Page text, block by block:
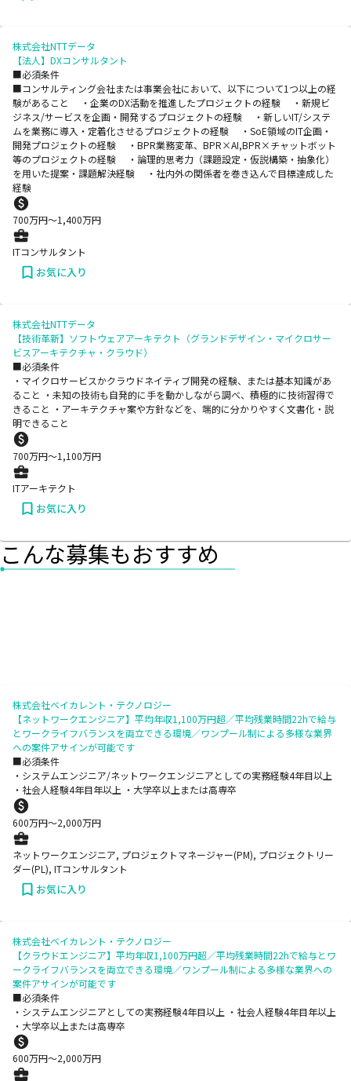
株式会社NTTデータ
【法人】DXコンサルタント
■必須条件
■コンサルティング会社または事業会社において、以下について1つ以上の経
験があること ・企業のDX活動を推進したプロジェクトの経験 ・新規ビ
ジネス/サービスを企画・開発するプロジェクトの経験 ・新しいIT/システ
ムを業務に導入・定着化させるプロジェクトの経験 ・SoE領域のIT企画・
開発プロジェクトの経験 ・BPR業務変革、BPR×AI,BPR×チャットボット
等のプロジェクトの経験 ・論理的思考力（課題設定・仮説構築・抽象化）
を用いた提案・課題解決経験 ・社内外の関係者を巻き込んで目標達成した
経験
700万円〜1,400万円
ITコンサルタント
お気に入り
株式会社NTTデータ
【技術革新】ソフトウェアアーキテクト（グランドデザイン・マイクロサー
ビスアーキテクチャ・クラウド）
■必須条件
・マイクロサービスかクラウドネイティブ開発の経験、または基本知識があ
ること ・未知の技術も自発的に手を動かしながら調べ、積極的に技術習得で
きること ・アーキテクチャ案や方針などを、端的に分かりやすく文書化・説
明できること
700万円〜1,100万円
ITアーキテクト
お気に入り
こんな募集もおすすめ
株式会社ベイカレント・テクノロジー
【ネットワークエンジニア】平均年収1,100万円超／平均残業時間22hで給与
とワークライフバランスを両立できる環境／ワンプール制による多様な業界
への案件アサインが可能です
■必須条件
・システムエンジニア/ネットワークエンジニアとしての実務経験4年目以上
・社会人経験4年目年以上 ・大学卒以上または高専卒
600万円〜2,000万円
ネットワークエンジニア, プロジェクトマネージャー(PM), プロジェクトリー
ダー(PL), ITコンサルタント
お気に入り
株式会社ベイカレント・テクノロジー
【クラウドエンジニア】平均年収1,100万円超／平均残業時間22hで給与とワ
ークライフバランスを両立できる環境／ワンプール制による多様な業界への
案件アサインが可能です
■必須条件
・システムエンジニアとしての実務経験4年目以上 ・社会人経験4年目年以上
・大学卒以上または高専卒
600万円〜2,000万円